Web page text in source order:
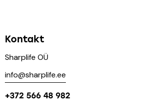
Kontakt
Sharplife OÜ
info@sharplife.ee
+372 566 48 982